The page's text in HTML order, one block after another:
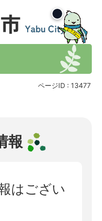
ページID : 13477
報
はござい